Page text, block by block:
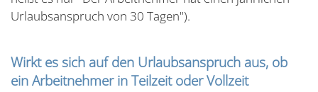
Urlaubsanspruch von 30 Tagen").
Wirkt es sich auf den Urlaubsanspruch aus, ob
ein Arbeitnehmer in Teilzeit oder Vollzeit